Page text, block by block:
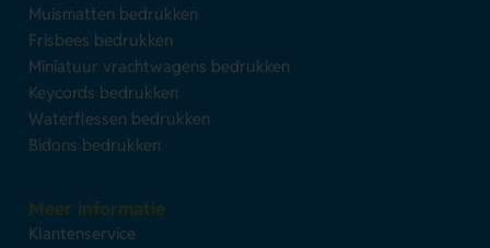
Muismatten bedrukken
Frisbees bedrukken
Miniatuur vrachtwagens bedrukken
Keycords bedrukken
Waterflessen bedrukken
Bidons bedrukken
Meer informatie
Klantenservice